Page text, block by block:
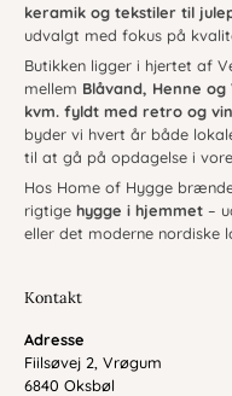
keramik og tekstiler til
udvalgt med fokus på
Butikken ligger i hjertet af
mellem Blåvand, Henne og
kvm. fyldt med retro og
byder vi hvert år både
til at gå på opdagelse i
Hos Home of Hygge
rigtige hygge i hjemmet –
eller det moderne nordiske
Kontakt
Adresse
Fiilsøvej 2, Vrøgum
6840 Oksbøl